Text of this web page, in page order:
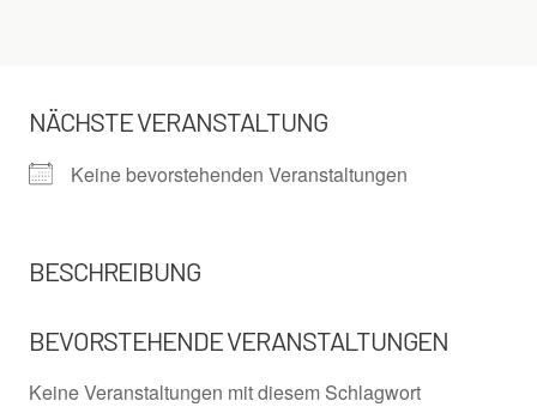
NÄCHSTE VERANSTALTUNG
Keine bevorstehenden Veranstaltungen
BESCHREIBUNG
BEVORSTEHENDE VERANSTALTUNGEN
Keine Veranstaltungen mit diesem Schlagwort